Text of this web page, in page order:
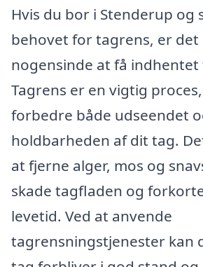
Hvis du bor i Stenderup og
behovet for tagrens, er
nogensinde at få
Tagrens er en vigtig
forbedre både udseendet
holdbarheden af dit tag.
at fjerne alger, mos og
skade tagfladen og
levetid. Ved at anvende
tagrensningstjenester kan